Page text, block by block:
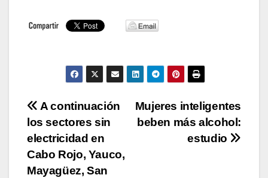
Navegación
de
entradas
Mujeres inteligentes
beben más alcohol:
estudio
A continuación
los sectores sin
electricidad en
Cabo Rojo, Yauco,
Mayagüez, San